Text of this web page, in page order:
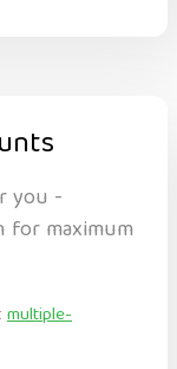
you -
for maximum
multiple-